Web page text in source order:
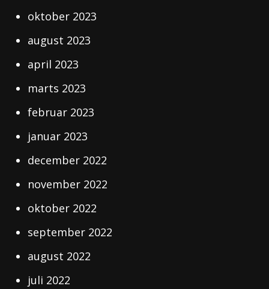
oktober 2023
august 2023
april 2023
marts 2023
februar 2023
januar 2023
december 2022
november 2022
oktober 2022
september 2022
august 2022
juli 2022